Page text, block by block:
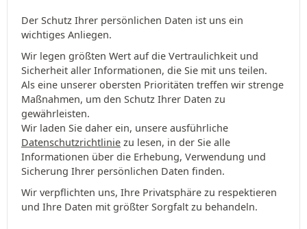
Der Schutz Ihrer persönlichen Daten ist uns ein
wichtiges Anliegen.
Wir legen größten Wert auf die Vertraulichkeit und
Sicherheit aller Informationen, die Sie mit uns teilen.
Als eine unserer obersten Prioritäten treffen wir strenge
Maßnahmen, um den Schutz Ihrer Daten zu
gewährleisten.
Wir laden Sie daher ein, unsere ausführliche
Datenschutzrichtlinie zu lesen, in der Sie alle
Informationen über die Erhebung, Verwendung und
Sicherung Ihrer persönlichen Daten finden.
Wir verpflichten uns, Ihre Privatsphäre zu respektieren
und Ihre Daten mit größter Sorgfalt zu behandeln.